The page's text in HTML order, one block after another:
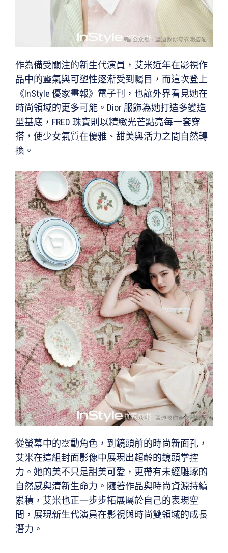
作為備受關注的新生代演員，艾米近年在影視作
品中的靈氣與可塑性逐漸受到矚目，而這次登上
《InStyle 優家畫報》電子刊，也讓外界看見她在
時尚領域的更多可能。Dior 服飾為她打造多變造
型基底，FRED 珠寶則以精緻光芒點亮每一套穿
搭，使少女氣質在優雅、甜美與活力之間自然轉
換。
從螢幕中的靈動角色，到鏡頭前的時尚新面孔，
艾米在這組封面影像中展現出超齡的鏡頭掌控
力。她的美不只是甜美可愛，更帶有未經雕琢的
自然感與清新生命力。隨著作品與時尚資源持續
累積，艾米也正一步步拓展屬於自己的表現空
間，展現新生代演員在影視與時尚雙領域的成長
潛力。